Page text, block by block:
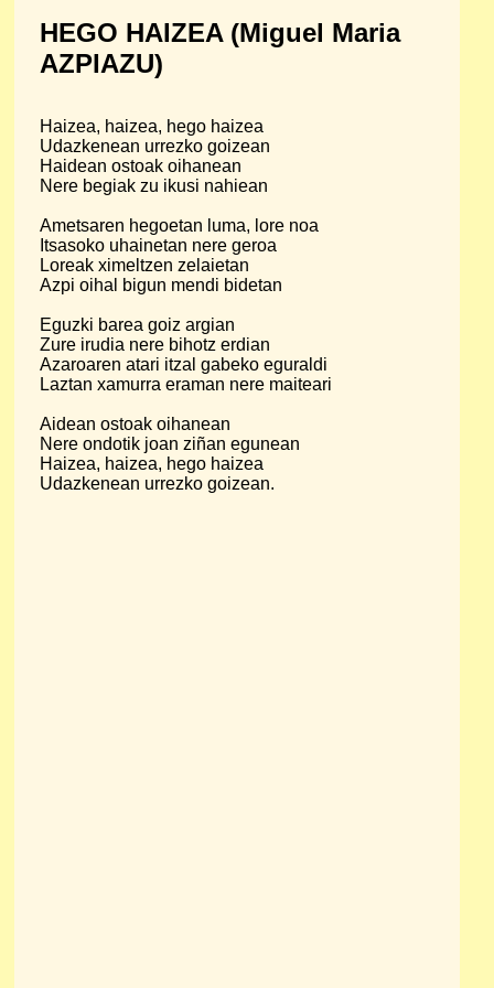
HEGO HAIZEA (Miguel Maria
AZPIAZU)
Haizea, haizea, hego haizea
Udazkenean urrezko goizean
Haidean ostoak oihanean
Nere begiak zu ikusi nahiean
Ametsaren hegoetan luma, lore noa
Itsasoko uhainetan nere geroa
Loreak ximeltzen zelaietan
Azpi oihal bigun mendi bidetan
Eguzki barea goiz argian
Zure irudia nere bihotz erdian
Azaroaren atari itzal gabeko eguraldi
Laztan xamurra eraman nere maiteari
Aidean ostoak oihanean
Nere ondotik joan ziñan egunean
Haizea, haizea, hego haizea
Udazkenean urrezko goizean.